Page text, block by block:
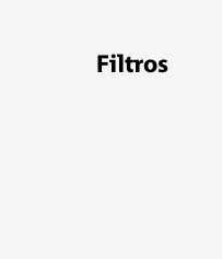
Filtros